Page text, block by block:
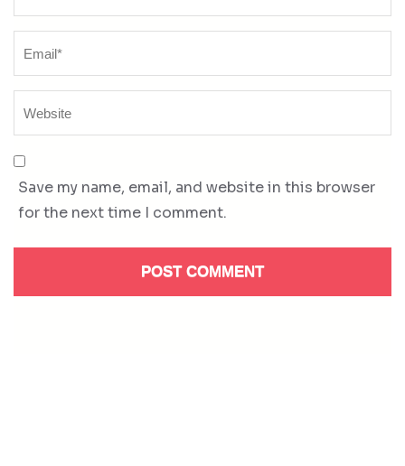
Save my name, email, and website in this browser
for the next time I comment.